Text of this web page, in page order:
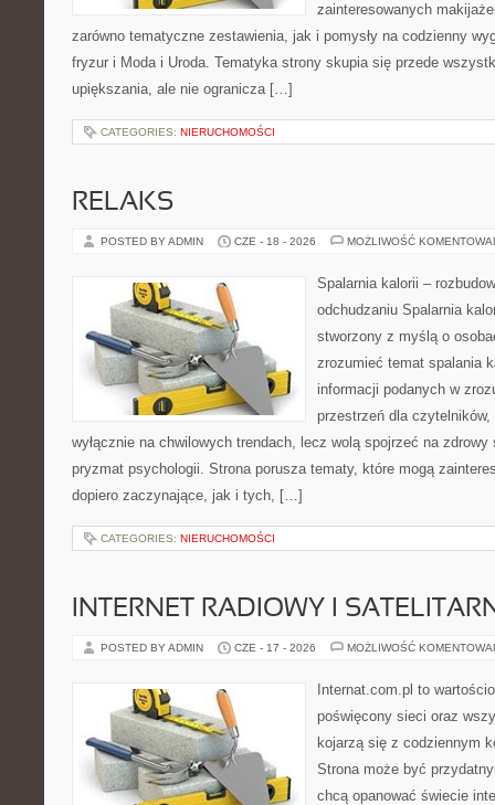
zainteresowanych
zarówno tematyczne zestawienia, jak i pomysły na codzienny
fryzur i Moda i Uroda. Tematyka strony skupia się przede
upiększania, ale nie ogranicza […]
CATEGORIES: NIERUCHOMOŚCI
RELAKS
POSTED BY ADMIN CZE - 18 - 2026 MOŻLIWOŚĆ
Spalarnia kalorii –
odchudzaniu Spalarnia
stworzony z myślą o
zrozumieć temat spalania
informacji podanych w
przestrzeń dla
wyłącznie na chwilowych trendach, lecz wolą spojrzeć na
pryzmat psychologii. Strona porusza tematy, które mogą
dopiero zaczynające, jak i tych, […]
CATEGORIES: NIERUCHOMOŚCI
INTERNET RADIOWY I
POSTED BY ADMIN CZE - 17 - 2026 MOŻLIWOŚĆ
Internat.com.pl to
poświęcony sieci oraz
kojarzą się z codziennym
Strona może być
chcą opanować świecie